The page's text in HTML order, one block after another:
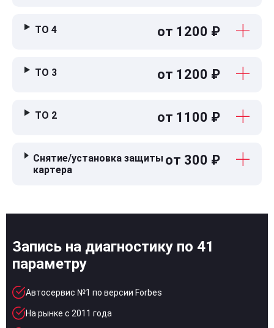
ТО 4 от 1200 ₽
ТО 3 от 1200 ₽
ТО 2 от 1100 ₽
Снятие/установка защиты
картера
от 300 ₽
Запись на диагностику по 41
параметру
Автосервис №1 по версии Forbes
На рынке с 2011 года